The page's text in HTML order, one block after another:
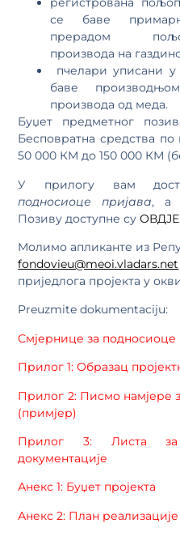
се баве
прерадом
производа на
пчелари уписани у
баве
производа од меда.
Буџет предметног
Бесповратна средства
50 000 КМ до 150 000 КМ
У прилогу вам
подносиоце пријава, а
Позиву доступне суОВДЈЕ
Молимо апликанте из
fondovieu@meoi.vladars.net
приједлога пројекта у
Preuzmite dokumentaciju:
Смјернице за подносиоце
Прилог 1: Образац
Прилог 2: Писмо намјере
(примјер)
Прилог 3: Листа за
документације
Анекс 1: Буџет пројекта
Анекс 2: План